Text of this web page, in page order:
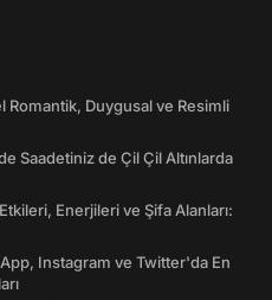
Romantik, Duygusal ve Resimli
Saadetiniz de Çil Çil Altınlarda
Enerjileri ve Şifa Alanları:
Instagram ve Twitter'da En